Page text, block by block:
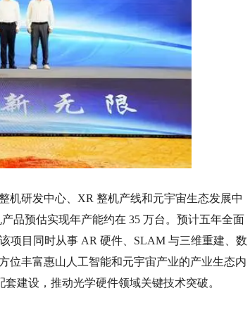
机研发中心、XR 整机产线和元宇宙生态发展中
品预估实现年产能约在 35 万台。预计五年全面
项目同时从事 AR 硬件、SLAM 与三维重建、数
位丰富惠山人工智能和元宇宙产业的产业生态内
建设，推动光学硬件领域关键技术突破。